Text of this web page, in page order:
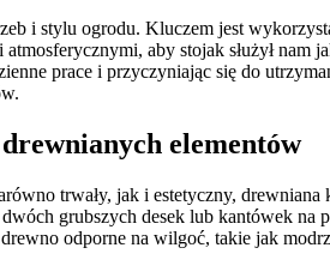
i stylu ogrodu. Kluczem jest
aby stojak służył nam
prace i przyczyniając się do
elementów
trwały, jak i estetyczny,
grubszych desek lub kantówek
odporne na wilgoć, takie jak